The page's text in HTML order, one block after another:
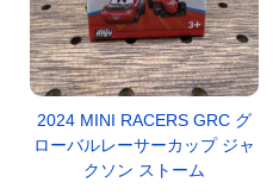
2024 MINI RACERS GRC グ
ローバルレーサーカップ ジャ
クソン ストーム